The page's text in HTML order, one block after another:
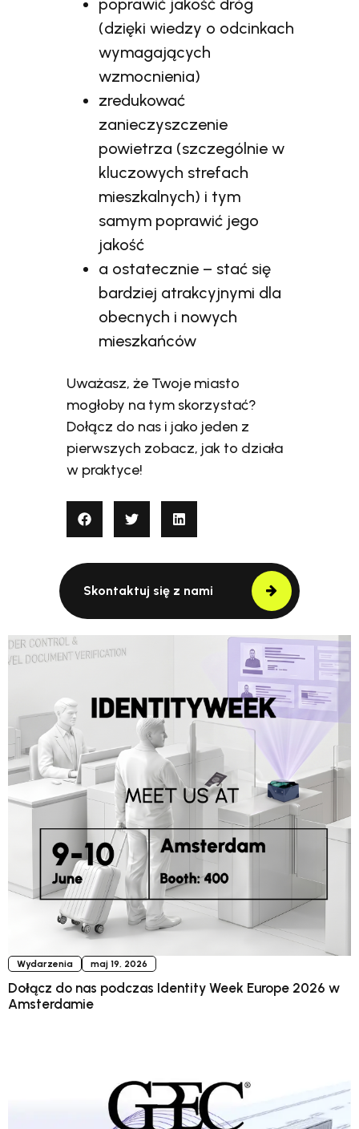
(dzięki wiedzy o odcinkach
wymagających
wzmocnienia)
zredukować
zanieczyszczenie
powietrza (szczególnie w
kluczowych strefach
mieszkalnych) i tym
samym poprawić jego
jakość
a ostatecznie – stać się
bardziej atrakcyjnymi dla
obecnych i nowych
mieszkańców
Uważasz, że Twoje miasto
mogłoby na tym skorzystać?
Dołącz do nas i jako jeden z
pierwszych zobacz, jak to działa
w praktyce!
Skontaktuj się z nami
Wydarzenia maj 19, 2026
Dołącz do nas podczas Identity Week Europe 2026 w
Amsterdamie